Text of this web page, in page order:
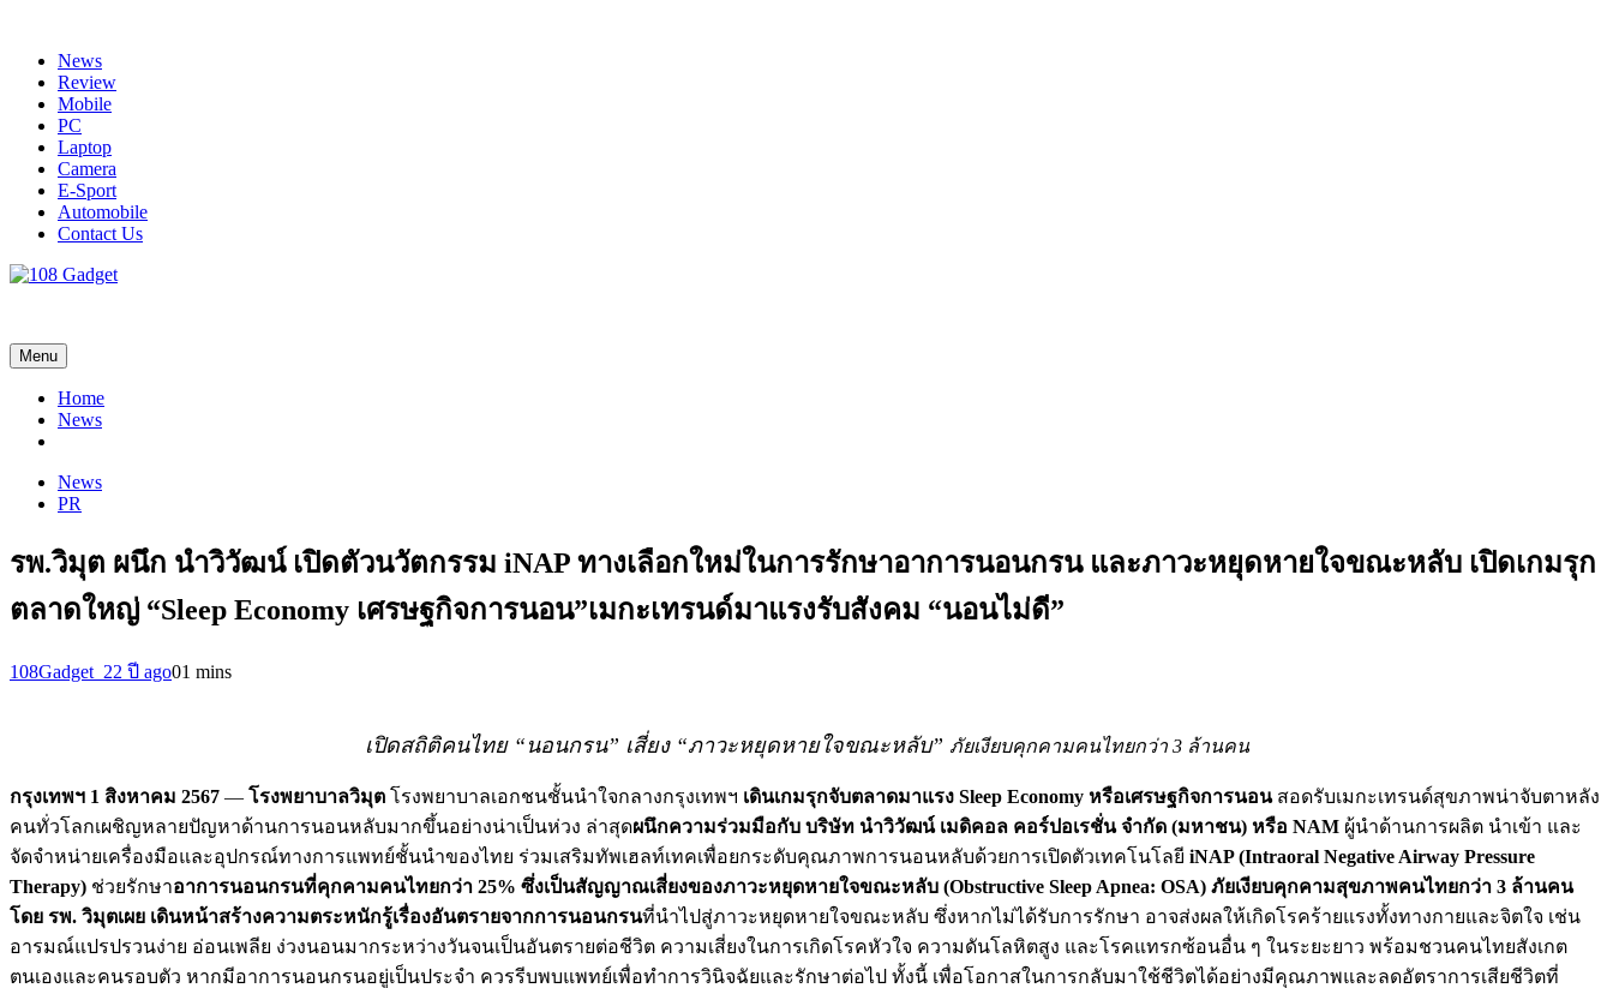
contentNews
Review
Mobile
PC
Laptop
Camera
E-Sport
Automobile
Contact Us
Menu
Home
News
News
PR
รพ.วิมุต ผนึก นำวิวัฒน์ เปิดตัวนวัตกรรม iNAP ทางเลือกใหม่ในการรักษาอาการนอนกรน และภาวะหยุดหายใจขณะหลับ เปิดเกมรุก
ตลาดใหญ่ “Sleep Economy เศรษฐกิจการนอน”เมกะเทรนด์มาแรงรับสังคม “นอนไม่ดี”
108Gadget_22 ปี ago01 mins
เปิดสถิติคนไทย “นอนกรน” เสี่ยง “ภาวะหยุดหายใจขณะหลับ” ภัยเงียบคุกคามคนไทยกว่า 3 ล้านคน
กรุงเทพฯ 1 สิงหาคม 2567 — โรงพยาบาลวิมุต โรงพยาบาลเอกชนชั้นนำใจกลางกรุงเทพฯ เดินเกมรุกจับตลาดมาแรง Sleep Economy หรือเศรษฐกิจการนอนสอดรับเมกะเทรนด์สุขภาพน่าจับตาหลัง
คนทั่วโลกเผชิญหลายปัญหาด้านการนอนหลับมากขึ้นอย่างน่าเป็นห่วง ล่าสุดผนึกความร่วมมือกับ บริษัท นำวิวัฒน์ เมดิคอล คอร์ปอเรชั่น จำกัด (มหาชน) หรือ NAM ผู้นำด้านการผลิต นำเข้า และ
จัดจำหน่ายเครื่องมือและอุปกรณ์ทางการแพทย์ชั้นนำของไทย ร่วมเสริมทัพเฮลท์เทคเพื่อยกระดับคุณภาพการนอนหลับด้วยการเปิดตัวเทคโนโลยี iNAP (Intraoral Negative Airway Pressure
Therapy) ช่วยรักษาอาการนอนกรนที่คุกคามคนไทยกว่า 25% ซึ่งเป็นสัญญาณเสี่ยงของภาวะหยุดหายใจขณะหลับ (Obstructive Sleep Apnea: OSA) ภัยเงียบคุกคามสุขภาพคนไทยกว่า 3 ล้านคน
โดย รพ. วิมุตเผย เดินหน้าสร้างความตระหนักรู้เรื่องอันตรายจากการนอนกรนที่นำไปสู่ภาวะหยุดหายใจขณะหลับ ซึ่งหากไม่ได้รับการรักษา อาจส่งผลให้เกิดโรคร้ายแรงทั้งทางกายและจิตใจ เช่น
อารมณ์แปรปรวนง่าย อ่อนเพลีย ง่วงนอนมากระหว่างวันจนเป็นอันตรายต่อชีวิต ความเสี่ยงในการเกิดโรคหัวใจ ความดันโลหิตสูง และโรคแทรกซ้อนอื่น ๆ ในระยะยาว พร้อมชวนคนไทยสังเกต
ตนเองและคนรอบตัว หากมีอาการนอนกรนอยู่เป็นประจำ ควรรีบพบแพทย์เพื่อทำการวินิจฉัยและรักษาต่อไป ทั้งนี้ เพื่อโอกาสในการกลับมาใช้ชีวิตได้อย่างมีคุณภาพและลดอัตราการเสียชีวิตที่